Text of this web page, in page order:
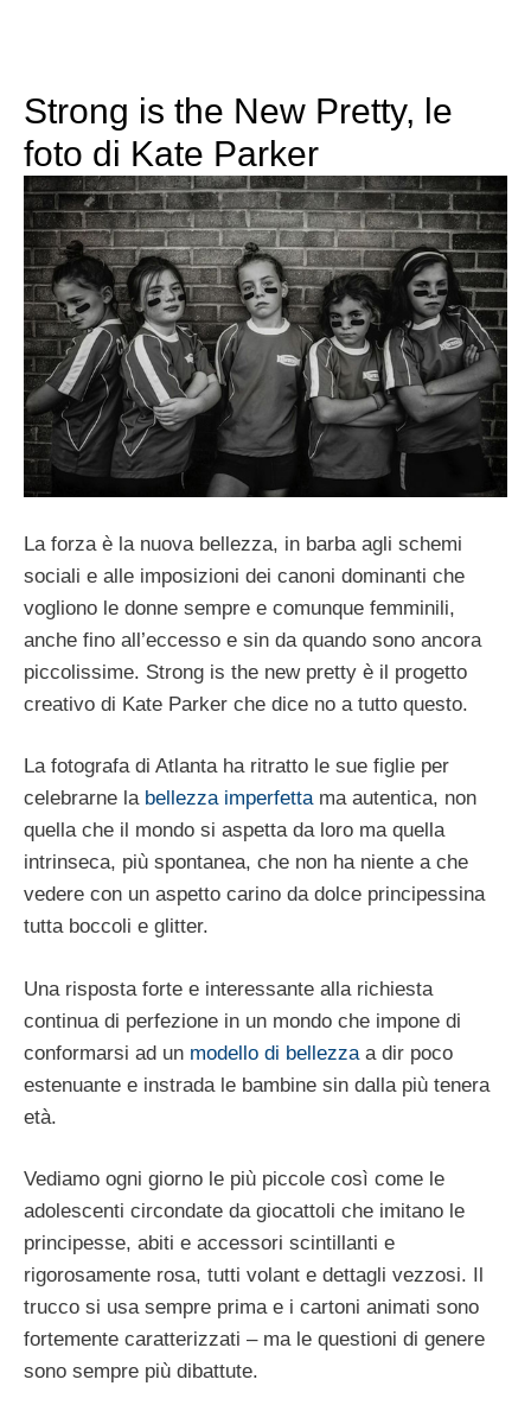
Strong is the New Pretty, le
foto di Kate Parker
La forza è la nuova bellezza, in barba agli schemi
sociali e alle imposizioni dei canoni dominanti che
vogliono le donne sempre e comunque femminili,
anche fino all’eccesso e sin da quando sono ancora
piccolissime. Strong is the new pretty è il progetto
creativo di Kate Parker che dice no a tutto questo.
La fotografa di Atlanta ha ritratto le sue figlie per
celebrarne la bellezza imperfettama autentica, non
quella che il mondo si aspetta da loro ma quella
intrinseca, più spontanea, che non ha niente a che
vedere con un aspetto carino da dolce principessina
tutta boccoli e glitter.
Una risposta forte e interessante alla richiesta
continua di perfezione in un mondo che impone di
conformarsi ad un modello di bellezzaa dir poco
estenuante e instrada le bambine sin dalla più tenera
età.
Vediamo ogni giorno le più piccole così come le
adolescenti circondate da giocattoli che imitano le
principesse, abiti e accessori scintillanti e
rigorosamente rosa, tutti volant e dettagli vezzosi. Il
trucco si usa sempre prima e i cartoni animati sono
fortemente caratterizzati – ma le questioni di genere
sono sempre più dibattute.